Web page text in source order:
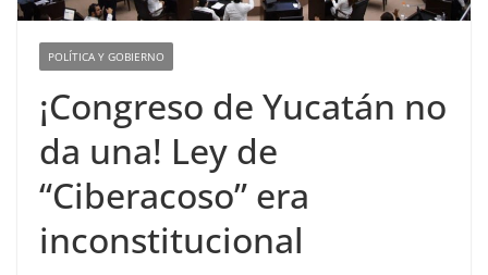
POLÍTICA Y GOBIERNO
¡Congreso de Yucatán no
da una! Ley de
“Ciberacoso” era
inconstitucional